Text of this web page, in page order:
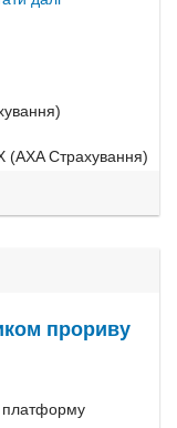
прориву
платформу